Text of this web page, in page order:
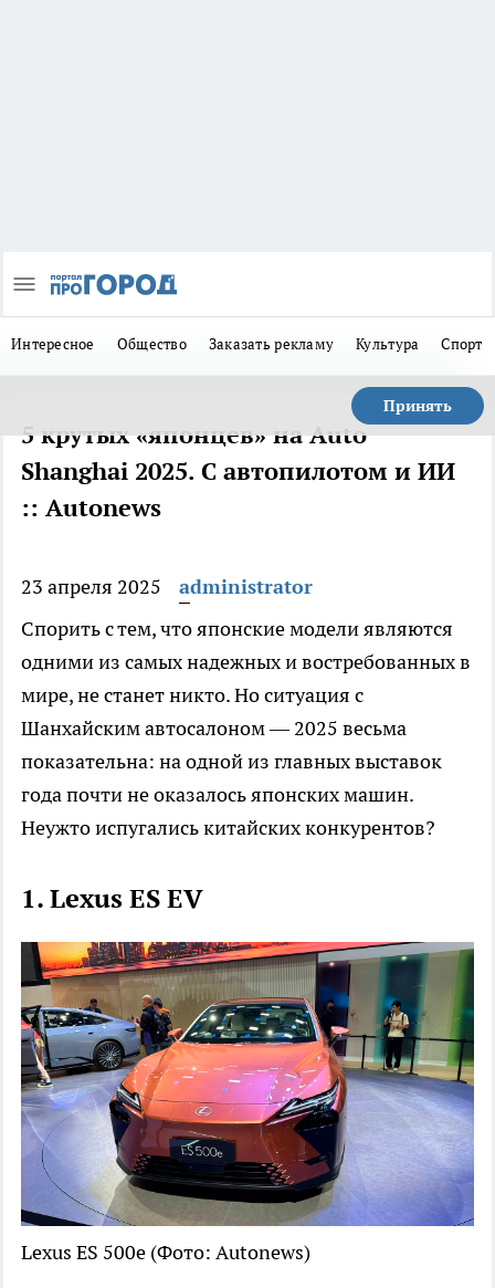
Интересное Общество Заказать рекламу Культура Спорт
Принять
5 крутых «японцев» на Auto
Shanghai 2025. С автопилотом и ИИ
:: Autonews
23 апреля 2025
administrator
Спорить с тем, что японские модели являются
одними из самых надежных и востребованных в
мире, не станет никто. Но ситуация с
Шанхайским автосалоном — 2025 весьма
показательна: на одной из главных выставок
года почти не оказалось японских машин.
Неужто испугались китайских конкурентов?
1. Lexus ES EV
Lexus ES 500e (Фото: Autonews)